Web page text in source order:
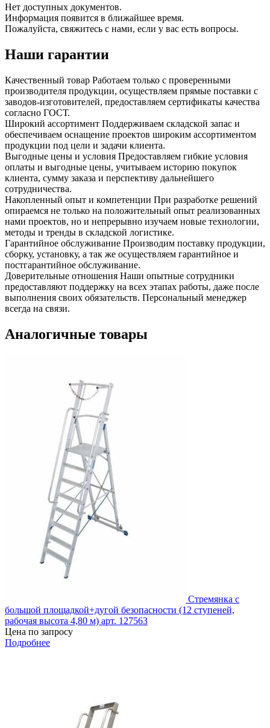
Нет доступных документов.
Информация появится в ближайшее время.
Пожалуйста, свяжитесь с нами, если у вас есть вопросы.
Наши гарантии
Качественный товар Работаем только с проверенными
производителя продукции, осуществляем прямые поставки с
заводов-изготовителей, предоставляем сертификаты качества
согласно ГОСТ.
Широкий ассортимент Поддерживаем складской запас и
обеспечиваем оснащение проектов широким ассортиментом
продукции под цели и задачи клиента.
Выгодные цены и условия Предоставляем гибкие условия
оплаты и выгодные цены, учитываем историю покупок
клиента, сумму заказа и перспективу дальнейшего
сотрудничества.
Накопленный опыт и компетенции При разработке решений
опираемся не только на положительный опыт реализованных
нами проектов, но и непрерывно изучаем новые технологии,
методы и тренды в складской логистике.
Гарантийное обслуживание Производим поставку продукции,
сборку, установку, а так же осуществляем гарантийное и
постгарантийное обслуживание.
Доверительные отношения Наши опытные сотрудники
предоставляют поддержку на всех этапах работы, даже после
выполнения своих обязательств. Персональный менеджер
всегда на связи.
Аналогичные товары
Стремянка с
большой площадкой+дугой безопасности (12 ступеней,
рабочая высота 4,80 м) арт. 127563
Цена по запросу
Подробнее